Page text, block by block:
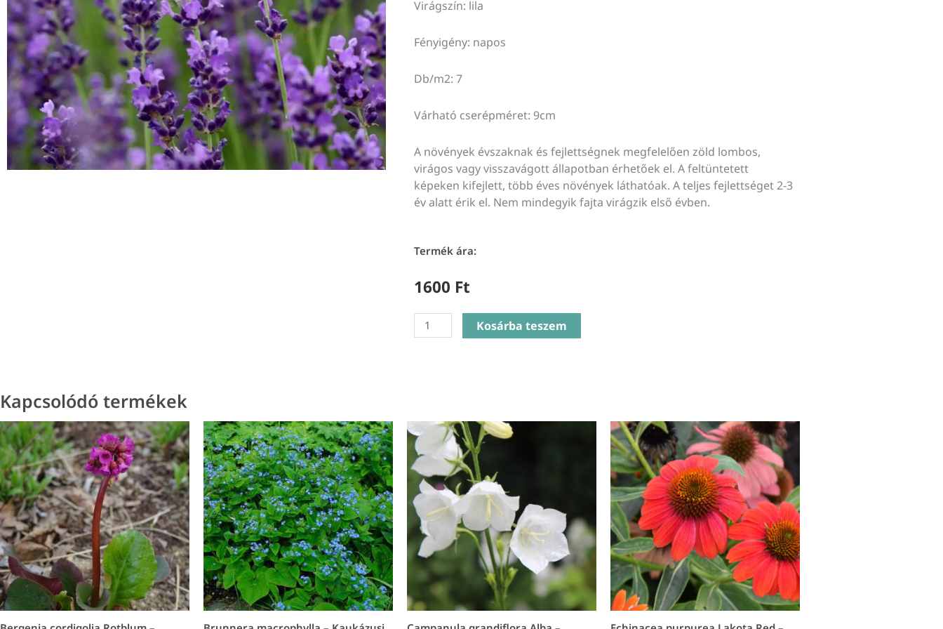
Virágszín: lila
Fényigény: napos
Db/m2: 7
Várható cserépméret: 9cm
A növények évszaknak és fejlettségnek megfelelően zöld lombos,
virágos vagy visszavágott állapotban érhetőek el. A feltüntetett
képeken kifejlett, több éves növények láthatóak. A teljes fejlettséget 2-3
év alatt érik el. Nem mindegyik fajta virágzik első évben.
Termék ára:
1600 Ft
Lavandula
Ang.
Kosárba teszem
Kapcsolódó termékek